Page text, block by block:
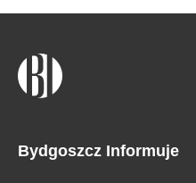
Bydgoszcz Informuje